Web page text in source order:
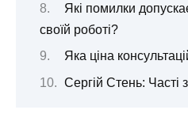
Які помилки
своїй роботі?
Яка ціна
Сергій Стень: Часті